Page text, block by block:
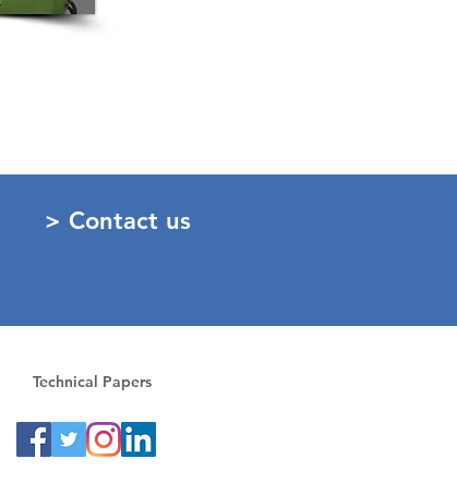
> Contact us
Technical Papers